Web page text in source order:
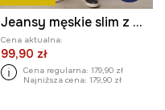
Jeansy męskie slim z paskiem
Cena aktualna:
99,90 zł
Cena regularna: 179,90 zł
Najniższa cena: 179,90 zł